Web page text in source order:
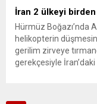
İran 2 ülkeyi
Hürmüz Boğazı’nda
helikopterin
gerilim zirveye
gerekçesiyle